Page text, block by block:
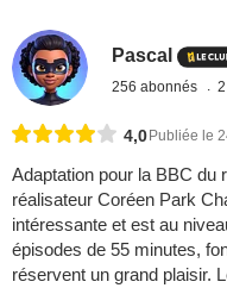
Pascal
256 abonnés
4,0 Publiée le
Adaptation pour la BBC du
réalisateur Coréen Park
intéressante et est au
épisodes de 55 minutes,
réservent un grand plaisir.